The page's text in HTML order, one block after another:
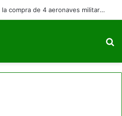
Gustavo Petro autorizó la compra de 4 aeronaves militares antes de finalizar su mandato